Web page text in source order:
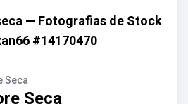
— Fotografias de Stock
#14170470
Seca
Seca